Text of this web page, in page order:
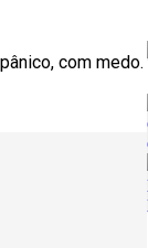
com medo.